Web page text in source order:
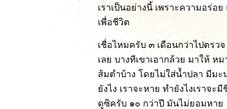
เราเป็นอย่างนี้ เพราะความอร่อ
เพื่อชีวิต
เชื่อไหมครับ ๓ เดือนกว่าไปตรว
เลย บางทีเขาเอากล้วย มาให้
ส้มตำบ้าง โดยไม่ใส่น้ำปลา มีมะ
ยังไง เราจะหาย ทำยังไงเราจะ
ดูซิครับ ๑๐ กว่าปี มันไม่ยอมหาย